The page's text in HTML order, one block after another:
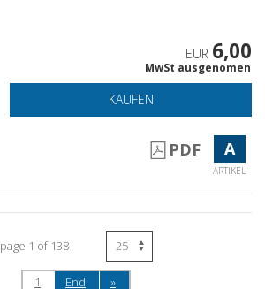
EUR 6,00
MwSt ausgenomen
KAUFEN
PDF A
ARTIKEL
page 1 of 138
1 End »